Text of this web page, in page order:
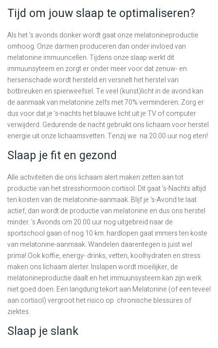
Tijd om jouw slaap te optimaliseren?
Als het ’s avonds donker wordt gaat onze melatonineproductie
omhoog. Onze darmen produceren dan onder invloed van
melatonine immuuncellen. Tijdens onze slaap werkt dit
immuunsyteem en zorgt er onder meer voor dat zenuw- en
hersenschade wordt hersteld en versnelt het herstel van
botbreuken en spierweefsel. Te veel (kunst)licht in de avond kan
de aanmaak van melatonine zelfs met 70% verminderen. Zorg er
dus voor dat je ’s-nachts het blauwe licht uit je TV of computer
verwijderd. Gedurende de nacht gebruikt ons lichaam voor herstel
energie uit onze lichaamsvetten. Tenzij we na 20.00 uur nog eten!
Slaap je fit en gezond
Alle activiteiten die ons lichaam alert maken zetten aan tot
productie van het stresshormoon cortisol. Dit gaat ’s-Nachts altijd
ten kosten van de melatonine-aanmaak. Blijf je ’s-Avond te laat
actief, dan wordt de productie van melatonine en dus ons herstel
minder. ’s Avonds om 20.00 uur nog uitgebreid naar de
sportschool gaan of nog 10 km. hardlopen gaat immers ten koste
van melatonine-aanmaak. Wandelen daarentegen is juist wel
prima! Ook koffie, energy- drinks, vetten, koolhydraten en stress
maken ons lichaam alerter. Inslapen wordt moeilijker, de
melatonineproductie daalt en het immuunsysteem kan zijn werk
niet goed doen. Een langdurig tekort aan Melatonine (of een teveel
aan cortisol) vergroot het risico op chronische blessures of
ziektes.
Slaap je slank